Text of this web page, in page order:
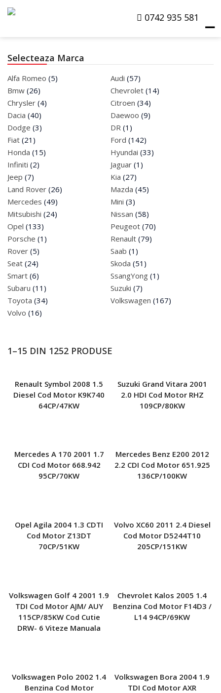
0742 935 581
☰
search
Masini La Dezmembrat
Masini De Vanzare
Despre Noi
Cere Oferta
Contact
Cumpar Masini
0742 935 581
Selecteaza Marca
Alfa Romeo (5) Audi (57)
Bmw (26) Chevrolet (14)
Chrysler (4) Citroen (34)
Dacia (40) Daewoo (9)
Dodge (3) DR (1)
Fiat (21) Ford (142)
Honda (15) Hyundai (33)
Infiniti (2) Jaguar (1)
Jeep (7) Kia (27)
Land Rover (26) Mazda (45)
Mercedes (49) Mini (3)
Mitsubishi (24) Nissan (58)
Opel (133) Peugeot (70)
Porsche (1) Renault (79)
Rover (5) Saab (1)
Seat (24) Skoda (51)
Smart (6) SsangYong (1)
Subaru (11) Suzuki (7)
Toyota (34) Volkswagen (167)
Volvo (16)
1–15 DIN 1252 PRODUSE
Renault Symbol 2008 1.5
Diesel Cod Motor K9K740
64CP/47KW
Suzuki Grand Vitara 2001
2.0 HDI Cod Motor RHZ
109CP/80KW
Mercedes A 170 2001 1.7
CDI Cod Motor 668.942
95CP/70KW
Mercedes Benz E200 2012
2.2 CDI Cod Motor 651.925
136CP/100KW
Opel Agila 2004 1.3 CDTI
Cod Motor Z13DT
70CP/51KW
Volvo XC60 2011 2.4 Diesel
Cod Motor D5244T10
205CP/151KW
Volkswagen Golf 4 2001 1.9
TDI Cod Motor AJM/ AUY
115CP/85KW Cod Cutie
DRW- 6 Viteze Manuala
Chevrolet Kalos 2005 1.4
Benzina Cod Motor F14D3 /
L14 94CP/69KW
Volkswagen Polo 2002 1.4
Benzina Cod Motor
Volkswagen Bora 2004 1.9
TDI Cod Motor AXR